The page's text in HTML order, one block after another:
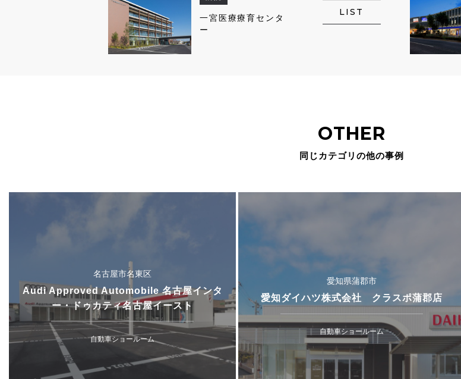
一宮医療療育センタ
ー
LIST
OTHER
同じカテゴリの他の事例
名古屋市名東区
Audi Approved Automobile 名古屋インタ
ー・ドゥカティ名古屋イースト
自動車ショールーム
愛知県蒲郡市
愛知ダイハツ株式会社 クラスポ蒲郡店
自動車ショールーム